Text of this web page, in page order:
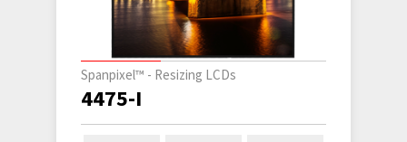
Spanpixel™ - Resizing LCDs
4475-I